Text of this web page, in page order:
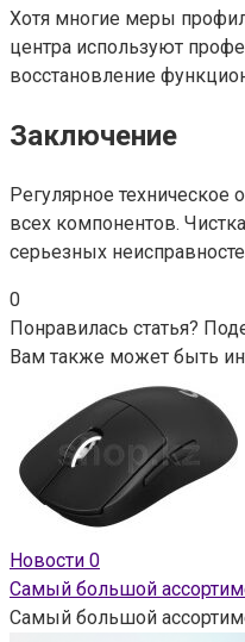
Хотя многие меры
центра используют
восстановление
Заключение
Регулярное
всех компонентов.
серьезных
0
Понравилась статья?
Вам также может быть
Новости 0
Самый большой
Самый большой